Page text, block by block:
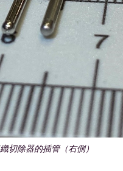
切除器的插管（右側）